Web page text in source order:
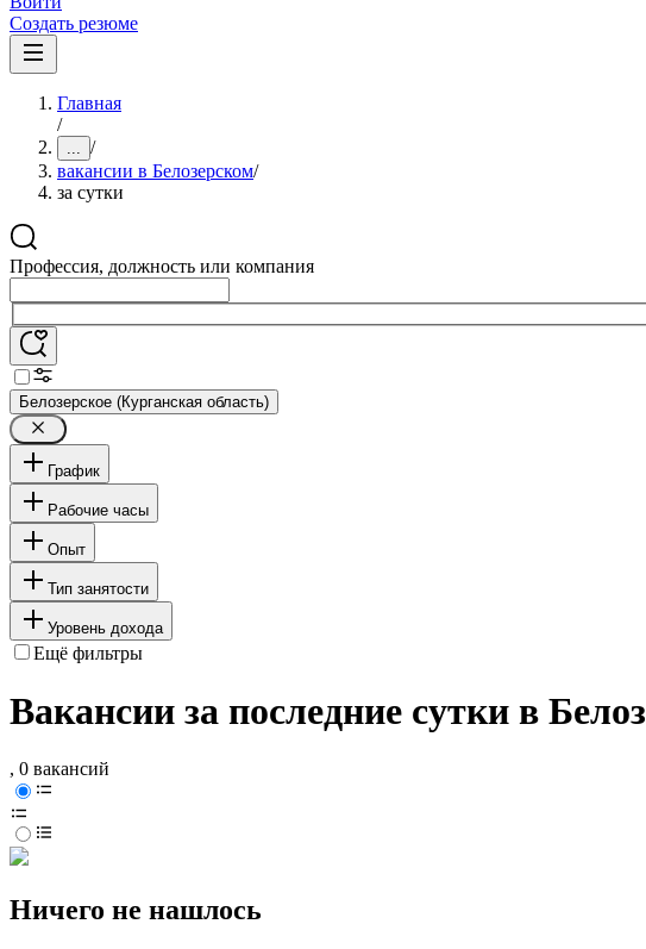
Создать резюме
Главная
/
... /
вакансии в Белозерском/
за сутки
Профессия, должность или компания
Белозерское (Курганская область)
График
Рабочие часы
Опыт
Тип занятости
Уровень дохода
Ещё фильтры
Вакансии за последние сутки в
, 0 вакансий
Ничего не нашлось